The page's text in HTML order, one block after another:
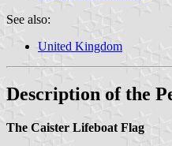
See also:
United Kingdom
Description of the
The Caister Lifeboat Flag